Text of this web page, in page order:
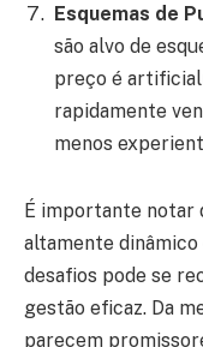
Esquemas de
são alvo de
preço é
rapidamente
menos
É importante notar
altamente
desafios pode se
gestão eficaz. Da
parecem